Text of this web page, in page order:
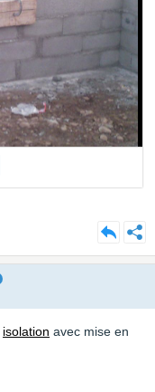
isolation avec mise en